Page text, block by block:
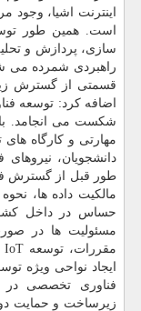
اینترنت اشیا، وجود
سازی، پردازش و
راهبردی شمرده می
قسمتی از گسترش
اضافه کرد: توسعه
شکست می انجامد.
مهارتی و کارگاه
دانشجویان،
طور قبل از گسترش
مالکیت داده ها،
حساس در داخل
مسئولیت ها در
ایجاد نواحی ویژه
زیرساخت و حمایت